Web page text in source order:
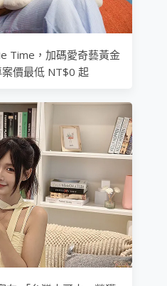
Time，加碼愛奇藝黃金
價最低 NT$0 起